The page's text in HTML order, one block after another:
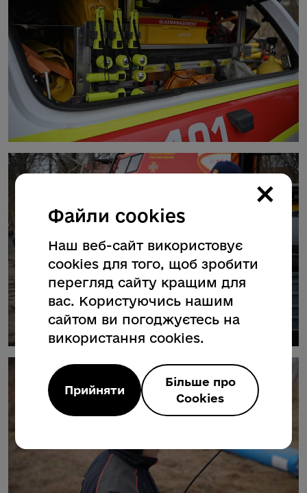
×
Файли cookies
Наш веб-сайт використовує
cookies для того, щоб зробити
перегляд сайту кращим для
вас. Користуючись нашим
сайтом ви погоджуєтесь на
використання cookies.
Прийняти
Більше про
Cookies